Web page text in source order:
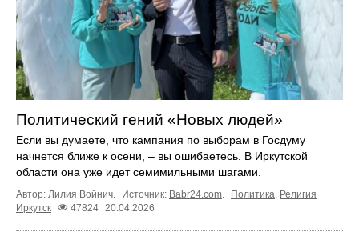
Политический гений «Новых людей»
Если вы думаете, что кампания по выборам в Госдуму
начнется ближе к осени, – вы ошибаетесь. В Иркутской
области она уже идет семимильными шагами.
Автор: Лилия Войнич. Источник: Babr24.com. Политика, Религия
Иркутск
47824 20.04.2026